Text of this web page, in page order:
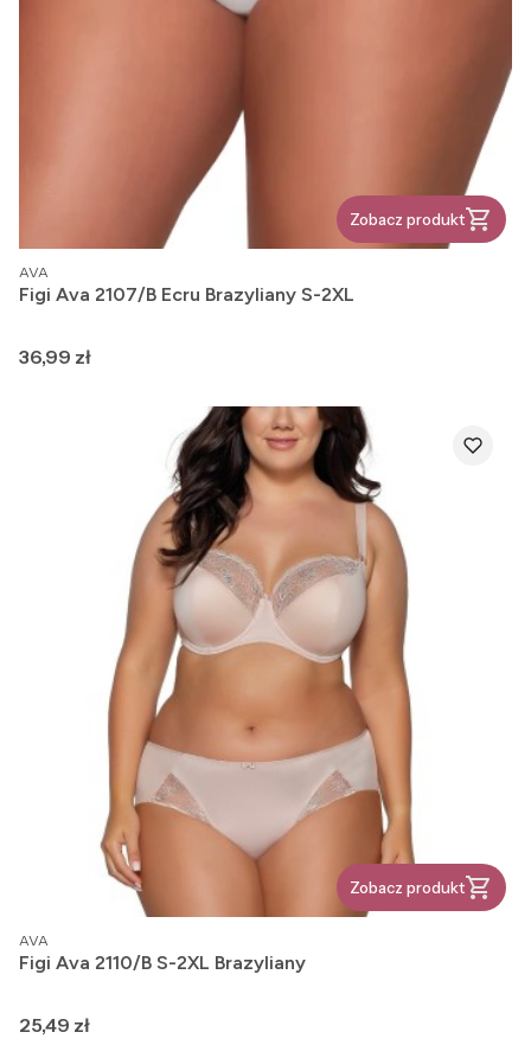
Zobacz produkt
PRODUCENT
AVA
Figi Ava 2107/B Ecru Brazyliany S-2XL
Cena
36,99 zł
Zobacz produkt
PRODUCENT
AVA
Figi Ava 2110/B S-2XL Brazyliany
Cena
25,49 zł